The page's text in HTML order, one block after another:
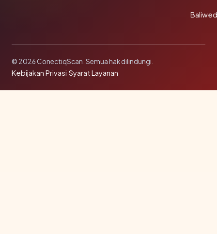
© 2026 ConectiqScan. Semua hak dilindungi.
Kebijakan Privasi·Syarat Layanan